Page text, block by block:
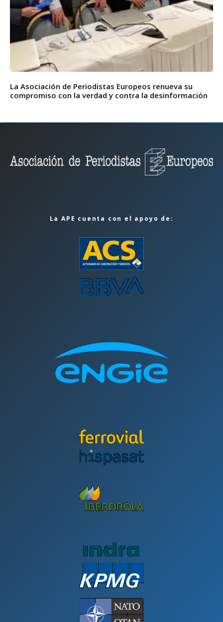
La Asociación de Periodistas Europeos renueva su
compromiso con la verdad y contra la desinformación
La APE cuenta con el apoyo de: